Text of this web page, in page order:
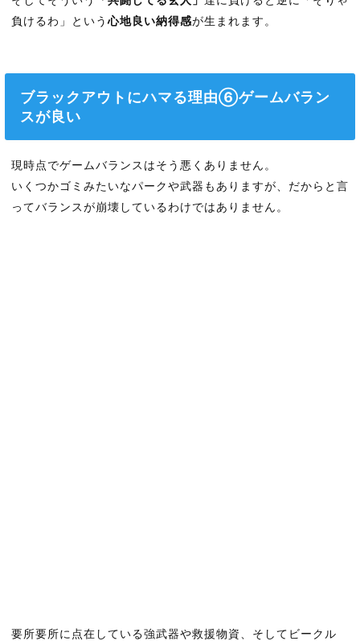
負けるわ」という 心地良い納得感が生まれます。
ブラックアウトにハマる理由⑥ゲームバラン
スが良い
現時点でゲームバランスはそう悪くありません。
いくつかゴミみたいなパークや武器もありますが、だからと言
ってバランスが崩壊しているわけではありません。
要所要所に点在している強武器や救援物資、そしてビークル